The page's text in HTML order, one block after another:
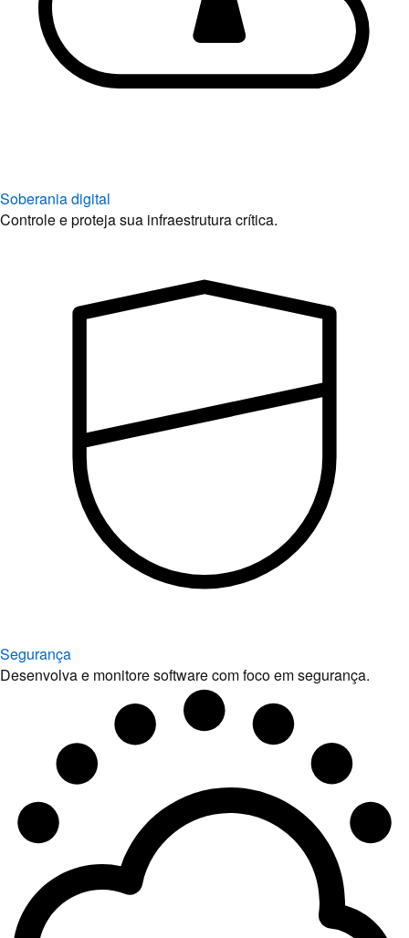
Soberania digital
Controle e proteja sua infraestrutura crítica.
Segurança
Desenvolva e monitore software com foco em segurança.